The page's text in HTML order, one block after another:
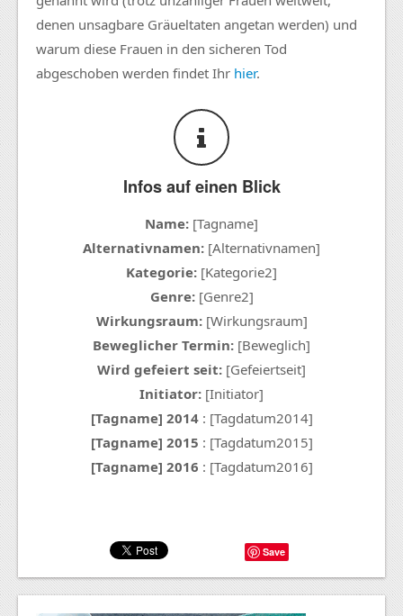
denen unsagbare Gräueltaten angetan werden) und
warum diese Frauen in den sicheren Tod
abgeschoben werden findet Ihr hier.
Infos auf einen Blick
Name: [Tagname]
Alternativnamen: [Alternativnamen]
Kategorie: [Kategorie2]
Genre:[Genre2]
Wirkungsraum:[Wirkungsraum]
Beweglicher Termin: [Beweglich]
Wird gefeiert seit: [Gefeiertseit]
Initiator: [Initiator]
[Tagname] 2014 : [Tagdatum2014]
[Tagname] 2015 : [Tagdatum2015]
[Tagname] 2016 : [Tagdatum2016]
Save